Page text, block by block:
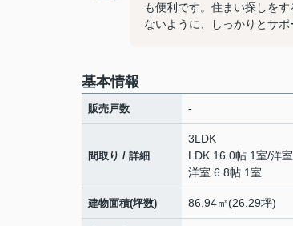
も便利です。住まい探しを
ないように、しっかりとサポ
基本情報
販売戸数 -
間取り / 詳細
3LDK
LDK 16.0帖 1室/洋
洋室 6.8帖 1室
建物面積(坪数) 86.94㎡(26.29坪)